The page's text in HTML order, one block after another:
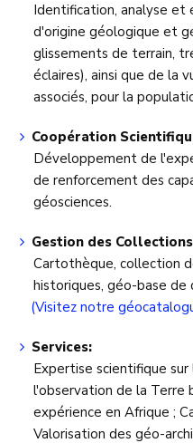
Identification, analyse et
d'origine géologique et
glissements de terrain,
éclaires), ainsi que de la
associés, pour la
Coopération
Développement de
de renforcement des
géosciences.
Gestion des
Cartothèque, collection
historiques, géo-base de
(Visitez notre
Services:
Expertise scientifique
l'observation de la Terre
expérience en Afrique ;
Valorisation des géo-